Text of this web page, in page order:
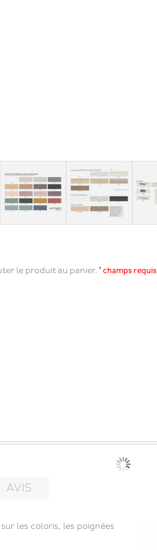
le produit au panier. *champs requis
AVIS
les coloris, les poignées